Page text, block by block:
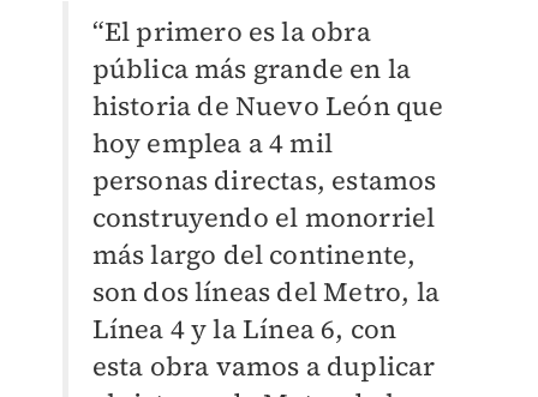
“El primero es la obra
pública más grande en la
historia de Nuevo León que
hoy emplea a 4 mil
personas directas, estamos
construyendo el monorriel
más largo del continente,
son dos líneas del Metro, la
Línea 4 y la Línea 6, con
esta obra vamos a duplicar